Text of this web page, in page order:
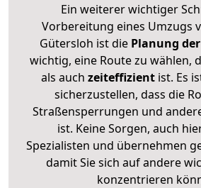
Ein weiterer wichtiger
Vorbereitung eines Umzugs
Gütersloh ist diePlanung
wichtig, eine Route zu wählen,
als auch zeiteffizientist. Es
sicherzustellen, dass die
Straßensperrungen und
ist. Keine Sorgen, auch
Spezialisten und übernehmen
damit Sie sich auf andere
konzentrieren